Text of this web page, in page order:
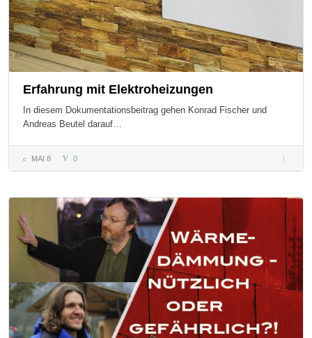
Erfahrung mit Elektroheizungen
In diesem Dokumentationsbeitrag gehen Konrad Fischer und
Andreas Beutel darauf…
MAI 8 0